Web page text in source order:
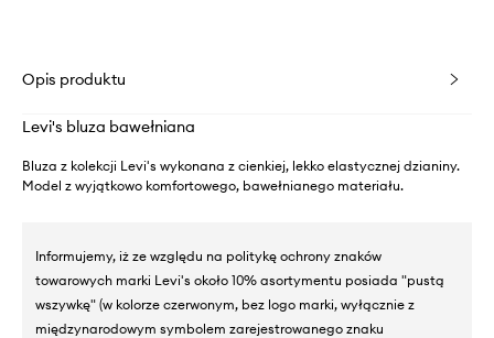
Opis produktu
Levi's bluza bawełniana
Bluza z kolekcji Levi's wykonana z cienkiej, lekko elastycznej dzianiny.
Model z wyjątkowo komfortowego, bawełnianego materiału.
Informujemy, iż ze względu na politykę ochrony znaków
towarowych marki Levi's około 10% asortymentu posiada "pustą
wszywkę" (w kolorze czerwonym, bez logo marki, wyłącznie z
międzynarodowym symbolem zarejestrowanego znaku